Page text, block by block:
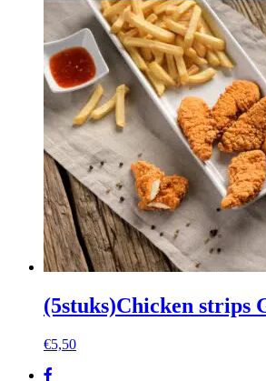
(5stuks)Chicken strips
€5,50